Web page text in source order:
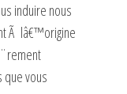
induire nous
Ã lâ€™origine
vous